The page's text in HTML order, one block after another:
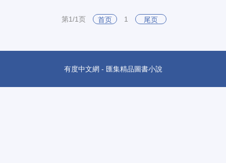
第1/1页 首页 1 尾页
有度中文網 - 匯集精品圖書小說